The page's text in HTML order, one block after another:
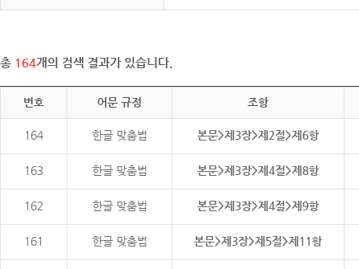
총 164개의 검색 결과가 있습니다.
번호 어문 규정 조항
164 한글 맞춤법 본문>제3장>제2절>제6항
163 한글 맞춤법 본문>제3장>제4절>제8항
162 한글 맞춤법 본문>제3장>제4절>제9항
161 한글 맞춤법 본문>제3장>제5절>제11항